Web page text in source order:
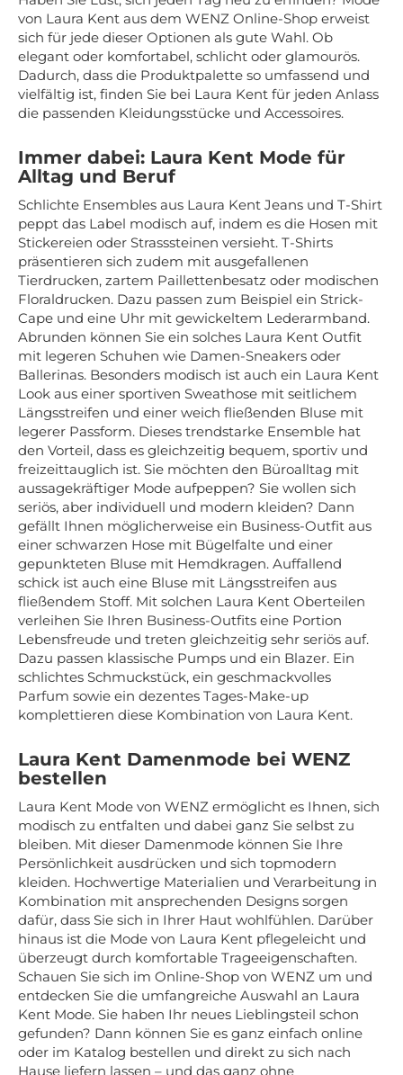
von Laura Kent aus dem WENZ Online-Shop erweist
sich für jede dieser Optionen als gute Wahl. Ob
elegant oder komfortabel, schlicht oder glamourös.
Dadurch, dass die Produktpalette so umfassend und
vielfältig ist, finden Sie bei Laura Kent für jeden Anlass
die passenden Kleidungsstücke und Accessoires.
Immer dabei: Laura Kent Mode für
Alltag und Beruf
Schlichte Ensembles aus Laura Kent Jeans und T-Shirt
peppt das Label modisch auf, indem es die Hosen mit
Stickereien oder Strasssteinen versieht. T-Shirts
präsentieren sich zudem mit ausgefallenen
Tierdrucken, zartem Paillettenbesatz oder modischen
Floraldrucken. Dazu passen zum Beispiel ein Strick-
Cape und eine Uhr mit gewickeltem Lederarmband.
Abrunden können Sie ein solches Laura Kent Outfit
mit legeren Schuhen wie Damen-Sneakers oder
Ballerinas. Besonders modisch ist auch ein Laura Kent
Look aus einer sportiven Sweathose mit seitlichem
Längsstreifen und einer weich fließenden Bluse mit
legerer Passform. Dieses trendstarke Ensemble hat
den Vorteil, dass es gleichzeitig bequem, sportiv und
freizeittauglich ist. Sie möchten den Büroalltag mit
aussagekräftiger Mode aufpeppen? Sie wollen sich
seriös, aber individuell und modern kleiden? Dann
gefällt Ihnen möglicherweise ein Business-Outfit aus
einer schwarzen Hose mit Bügelfalte und einer
gepunkteten Bluse mit Hemdkragen. Auffallend
schick ist auch eine Bluse mit Längsstreifen aus
fließendem Stoff. Mit solchen Laura Kent Oberteilen
verleihen Sie Ihren Business-Outfits eine Portion
Lebensfreude und treten gleichzeitig sehr seriös auf.
Dazu passen klassische Pumps und ein Blazer. Ein
schlichtes Schmuckstück, ein geschmackvolles
Parfum sowie ein dezentes Tages-Make-up
komplettieren diese Kombination von Laura Kent.
Laura Kent Damenmode bei WENZ
bestellen
Laura Kent Mode von WENZ ermöglicht es Ihnen, sich
modisch zu entfalten und dabei ganz Sie selbst zu
bleiben. Mit dieser Damenmode können Sie Ihre
Persönlichkeit ausdrücken und sich topmodern
kleiden. Hochwertige Materialien und Verarbeitung in
Kombination mit ansprechenden Designs sorgen
dafür, dass Sie sich in Ihrer Haut wohlfühlen. Darüber
hinaus ist die Mode von Laura Kent pflegeleicht und
überzeugt durch komfortable Trageeigenschaften.
Schauen Sie sich im Online-Shop von WENZ um und
entdecken Sie die umfangreiche Auswahl an Laura
Kent Mode. Sie haben Ihr neues Lieblingsteil schon
gefunden? Dann können Sie es ganz einfach online
oder im Katalog bestellen und direkt zu sich nach
Hause liefern lassen – und das ganz ohne